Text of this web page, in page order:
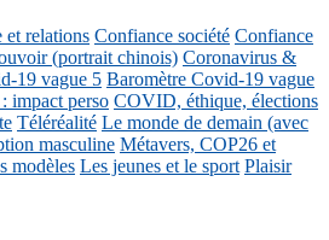
et relations Confiance société Confiance
(portrait chinois) Coronavirus &
19 vague 5 Baromètre Covid-19 vague
impact perso COVID, éthique, élections
Téléréalité Le monde de demain (avec
masculine Métavers, COP26 et
modèles Les jeunes et le sport Plaisir